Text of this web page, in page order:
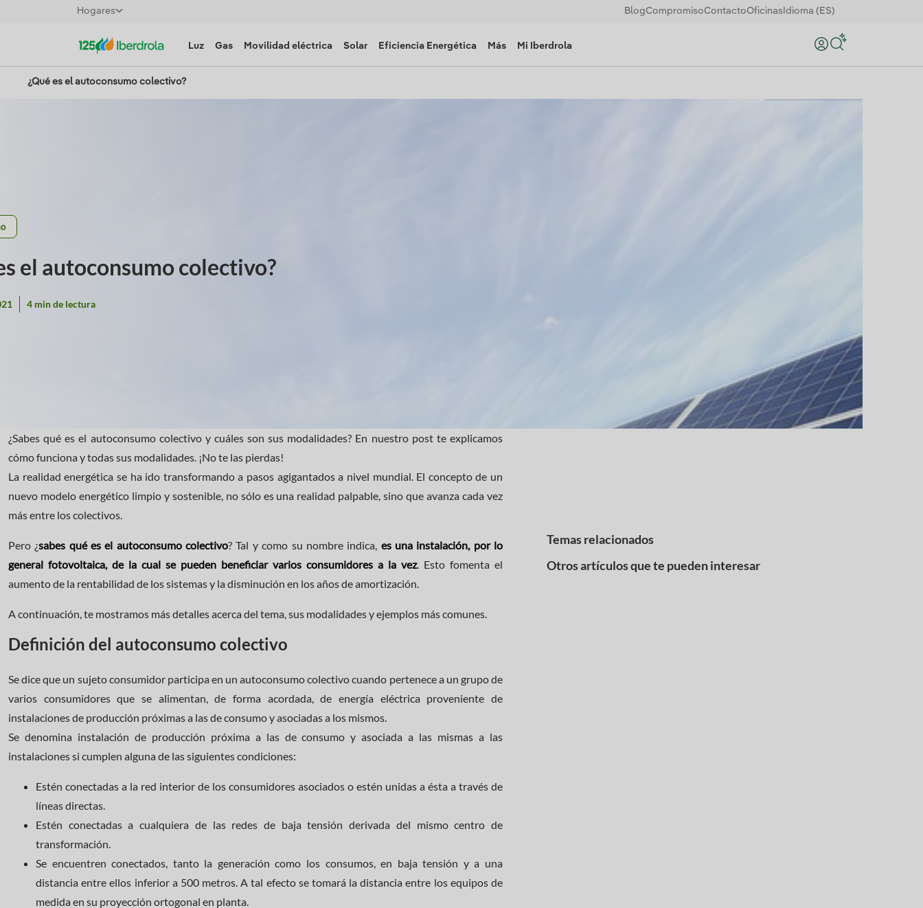
Hogares BlogCompromisoContactoOficinas Idioma (ES)
Luz Gas Movilidad eléctrica Solar Eficiencia Energética Más Mi Iberdrola Buscar
¿Qué es el autoconsumo colectivo?
el autoconsumo colectivo?
4 min de lectura
¿Sabes qué es el autoconsumo colectivo y cuáles son sus modalidades? En nuestro post te explicamos
cómo funciona y todas sus modalidades. ¡No te las pierdas!
La realidad energética se ha ido transformando a pasos agigantados a nivel mundial. El concepto de un
nuevo modelo energético limpio y sostenible, no sólo es una realidad palpable, sino que avanza cada vez
más entre los colectivos.
Pero ¿sabes qué es el autoconsumo colectivo? Tal y como su nombre indica, es una instalación, por lo
general fotovoltaica, de la cual se pueden beneficiar varios consumidores a la vez. Esto fomenta el
aumento de la rentabilidad de los sistemas y la disminución en los años de amortización.
A continuación, te mostramos más detalles acerca del tema, sus modalidades y ejemplos más comunes.
Definición del autoconsumo colectivo
Se dice que un sujeto consumidor participa en un autoconsumo colectivo cuando pertenece a un grupo de
varios consumidores que se alimentan, de forma acordada, de energía eléctrica proveniente de
instalaciones de producción próximas a las de consumo y asociadas a los mismos.
Se denomina instalación de producción próxima a las de consumo y asociada a las mismas a las
instalaciones si cumplen alguna de las siguientes condiciones:
Estén conectadas a la red interior de los consumidores asociados o estén unidas a ésta a través de
líneas directas.
Estén conectadas a cualquiera de las redes de baja tensión derivada del mismo centro de
transformación.
Se encuentren conectados, tanto la generación como los consumos, en baja tensión y a una
distancia entre ellos inferior a 500 metros. A tal efecto se tomará la distancia entre los equipos de
medida en su proyección ortogonal en planta.
Temas relacionados
Otros artículos que te pueden interesar